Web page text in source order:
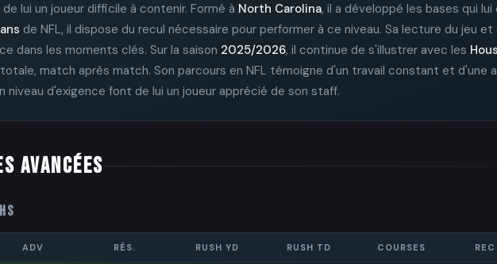
lui un joueur difficile à contenir. Formé à North Carolina, il a développé les bases qui
de NFL, il dispose du recul nécessaire pour performer à ce niveau. Sa lecture du jeu
dans les moments clés. Sur la saison 2025/2026, il continue de s'illustrer avec les
match après match. Son parcours en NFL témoigne d'un travail constant et d'une
niveau d'exigence font de lui un joueur apprécié de son staff.
AVANCÉES
ADV RÉS. RUSH YD RUSH TD COURSES